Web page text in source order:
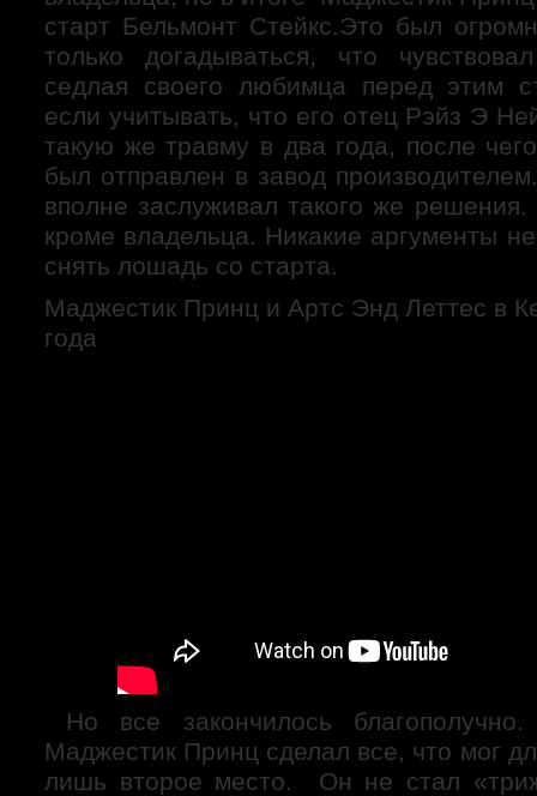
старт Бельмонт Стейкс.Это был
только догадываться, что
седлая своего любимца перед этим
если учитывать, что его отец Рэйз Э
такую же травму в два года, после
был отправлен в завод
вполне заслуживал такого же
кроме владельца. Никакие аргументы
снять лошадь со старта.
Маджестик Принц и Артс Энд Леттес в
года
Но все закончилось
Маджестик Принц сделал все, что мог
лишь второе место. Он не стал